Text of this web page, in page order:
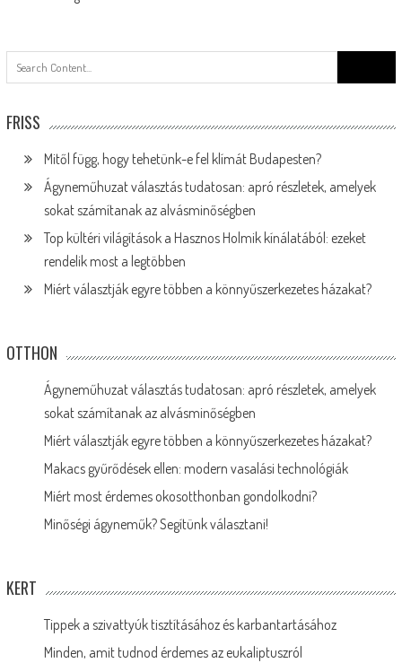
for:
FRISS
Mitől függ, hogy tehetünk-e fel klímát Budapesten?
Ágyneműhuzat választás tudatosan: apró részletek, amelyek
sokat számítanak az alvásminőségben
Top kültéri világítások a Hasznos Holmik kínálatából: ezeket
rendelik most a legtöbben
Miért választják egyre többen a könnyűszerkezetes házakat?
OTTHON
Ágyneműhuzat választás tudatosan: apró részletek, amelyek
sokat számítanak az alvásminőségben
Miért választják egyre többen a könnyűszerkezetes házakat?
Makacs gyűrődések ellen: modern vasalási technológiák
Miért most érdemes okosotthonban gondolkodni?
Minőségi ágyneműk? Segítünk választani!
KERT
Tippek a szivattyúk tisztításához és karbantartásához
Minden, amit tudnod érdemes az eukaliptuszról